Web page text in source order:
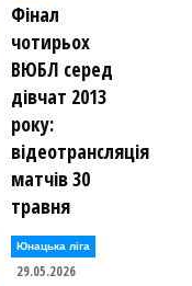
Фінал
чотирьох
ВЮБЛ серед
дівчат 2013
року:
відеотрансляція
матчів 30
травня
Юнацька ліга
29.05.2026